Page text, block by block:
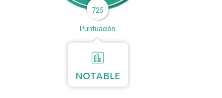
725
Puntuación
NOTABLE